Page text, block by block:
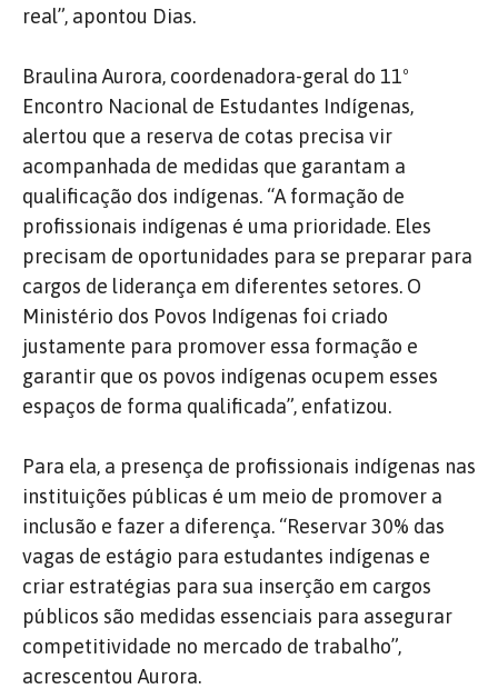
real”, apontou Dias.
Braulina Aurora, coordenadora-geral do 11º
Encontro Nacional de Estudantes Indígenas,
alertou que a reserva de cotas precisa vir
acompanhada de medidas que garantam a
qualificação dos indígenas. “A formação de
profissionais indígenas é uma prioridade. Eles
precisam de oportunidades para se preparar para
cargos de liderança em diferentes setores. O
Ministério dos Povos Indígenas foi criado
justamente para promover essa formação e
garantir que os povos indígenas ocupem esses
espaços de forma qualificada”, enfatizou.
Para ela, a presença de profissionais indígenas nas
instituições públicas é um meio de promover a
inclusão e fazer a diferença. “Reservar 30% das
vagas de estágio para estudantes indígenas e
criar estratégias para sua inserção em cargos
públicos são medidas essenciais para assegurar
competitividade no mercado de trabalho”,
acrescentou Aurora.